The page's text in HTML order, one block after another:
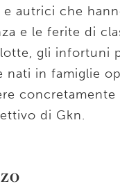
autrici che
e le ferite di
gli infortuni
nati in famiglie
concretamente
di Gkn.